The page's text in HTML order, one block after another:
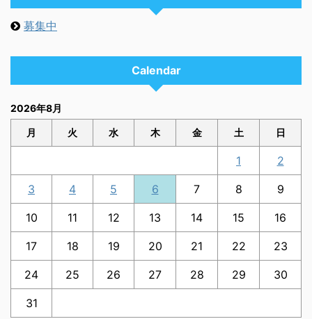
募集中
Calendar
2026年8月
月 火 水 木 金 土 日
1 2
3 4 5 6 7 8 9
10 11 12 13 14 15 16
17 18 19 20 21 22 23
24 25 26 27 28 29 30
31